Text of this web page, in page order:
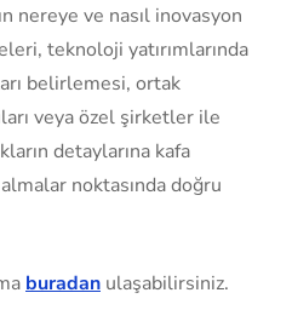
nereye ve nasıl inovasyon
teknoloji yatırımlarında
belirlemesi, ortak
veya özel şirketler ile
detaylarına kafa
noktasında doğru
buradan ulaşabilirsiniz.